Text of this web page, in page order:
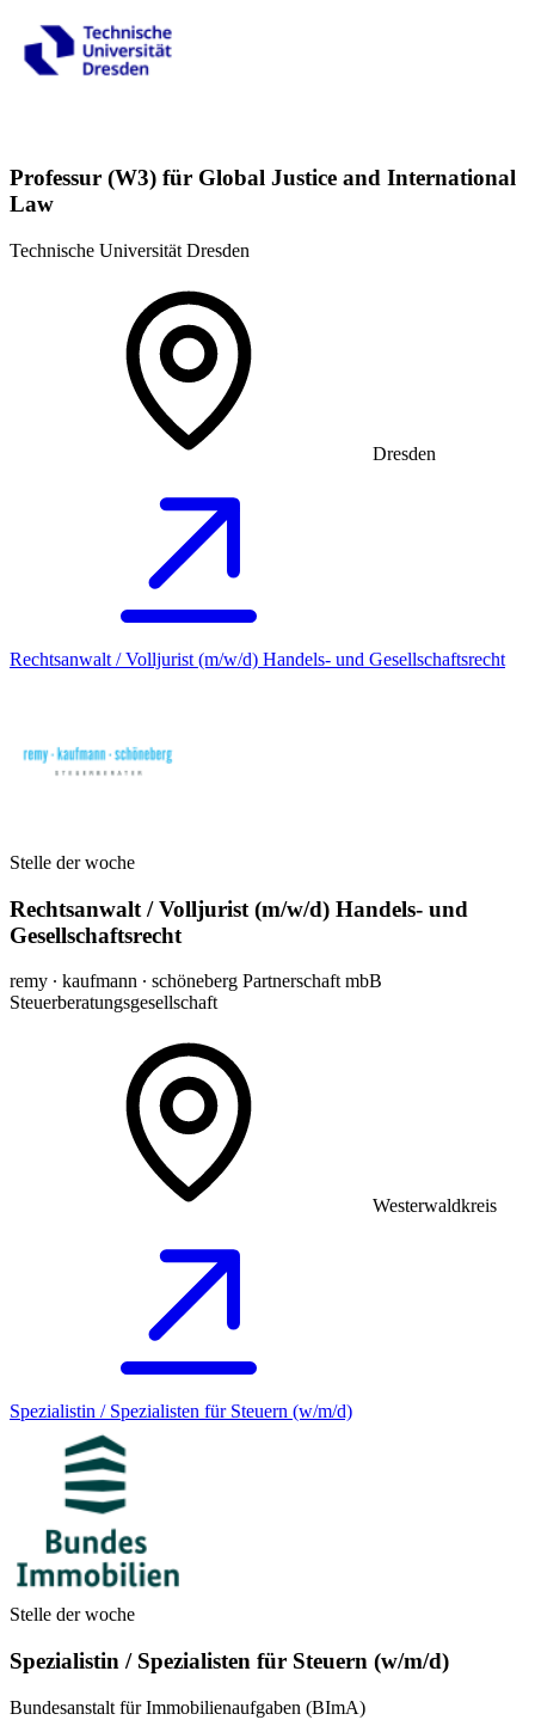
Professur (W3) für Global Justice and International
Law
Technische Universität Dresden
Dresden
Rechtsanwalt / Volljurist (m/w/d) Handels- und Gesellschaftsrecht
Stelle der woche
Rechtsanwalt / Volljurist (m/w/d) Handels- und
Gesellschaftsrecht
remy ∙ kaufmann ∙ schöneberg Partnerschaft mbB
Steuerberatungsgesellschaft
Westerwaldkreis
Spezialistin / Spezialisten für Steuern (w/m/d)
Stelle der woche
Spezialistin / Spezialisten für Steuern (w/m/d)
Bundesanstalt für Immobilienaufgaben (BImA)